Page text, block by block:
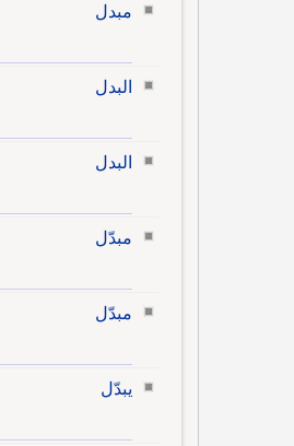
مبدل
البدل
البدل
مبدّل
مبدّل
يبدّل